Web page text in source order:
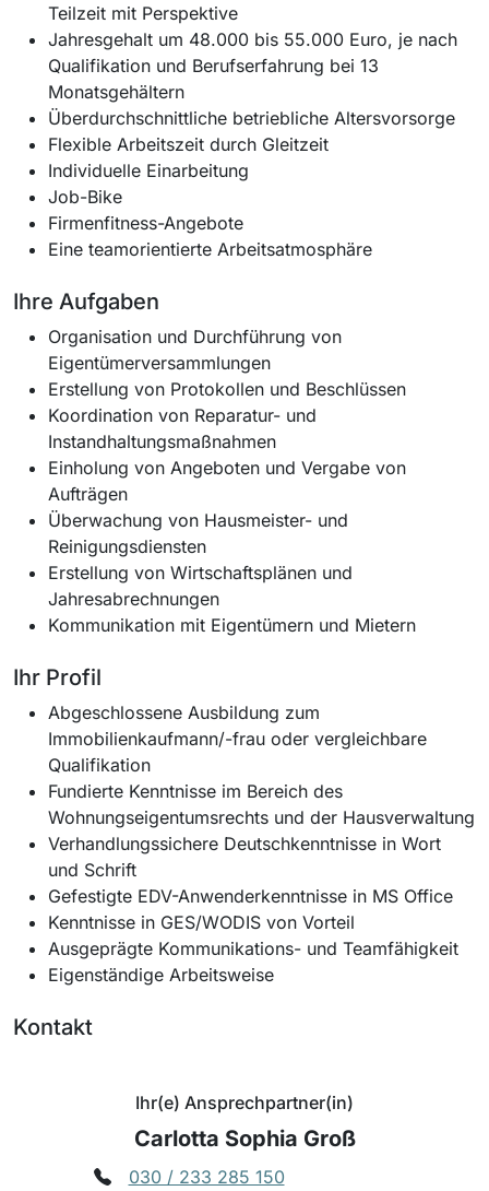
Teilzeit mit Perspektive
Jahresgehalt um 48.000 bis 55.000 Euro, je nach
Qualifikation und Berufserfahrung bei 13
Monatsgehältern
Überdurchschnittliche betriebliche Altersvorsorge
Flexible Arbeitszeit durch Gleitzeit
Individuelle Einarbeitung
Job-Bike
Firmenfitness-Angebote
Eine teamorientierte Arbeitsatmosphäre
Ihre Aufgaben
Organisation und Durchführung von
Eigentümerversammlungen
Erstellung von Protokollen und Beschlüssen
Koordination von Reparatur- und
Instandhaltungsmaßnahmen
Einholung von Angeboten und Vergabe von
Aufträgen
Überwachung von Hausmeister- und
Reinigungsdiensten
Erstellung von Wirtschaftsplänen und
Jahresabrechnungen
Kommunikation mit Eigentümern und Mietern
Ihr Profil
Abgeschlossene Ausbildung zum
Immobilienkaufmann/-frau oder vergleichbare
Qualifikation
Fundierte Kenntnisse im Bereich des
Wohnungseigentumsrechts und der Hausverwaltung
Verhandlungssichere Deutschkenntnisse in Wort
und Schrift
Gefestigte EDV-Anwenderkenntnisse in MS Office
Kenntnisse in GES/WODIS von Vorteil
Ausgeprägte Kommunikations- und Teamfähigkeit
Eigenständige Arbeitsweise
Kontakt
Ihr(e) Ansprechpartner(in)
Carlotta Sophia Groß
030 / 233 285 150